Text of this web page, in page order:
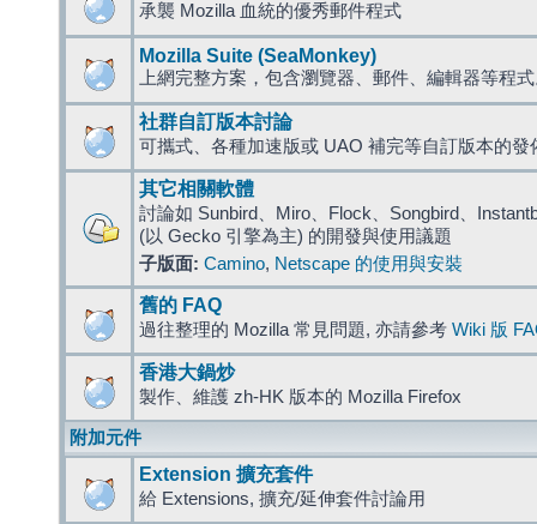
承襲 Mozilla 血統的優秀郵件程式
Mozilla Suite (SeaMonkey)
上網完整方案，包含瀏覽器、郵件、編輯器等程
社群自訂版本討論
可攜式、各種加速版或 UAO 補完等自訂版本的發
其它相關軟體
討論如 Sunbird、Miro、Flock、Songbird、
(以 Gecko 引擎為主) 的開發與使用議題
子版面: Camino, Netscape 的使用與安裝
舊的 FAQ
過往整理的 Mozilla 常見問題, 亦請參考 Wiki 版
香港大鍋炒
製作、維護 zh-HK 版本的 Mozilla Firefox
附加元件
Extension 擴充套件
給 Extensions, 擴充/延伸套件討論用